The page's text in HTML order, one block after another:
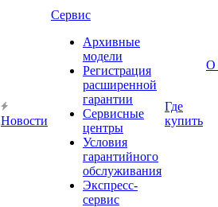
Новости
Сервис
Архивные
модели
Регистрация
расширенной
гарантии
Сервисные
центры
Условия
гарантийного
обслуживания
Экспресс-
сервис
Где
купить
О